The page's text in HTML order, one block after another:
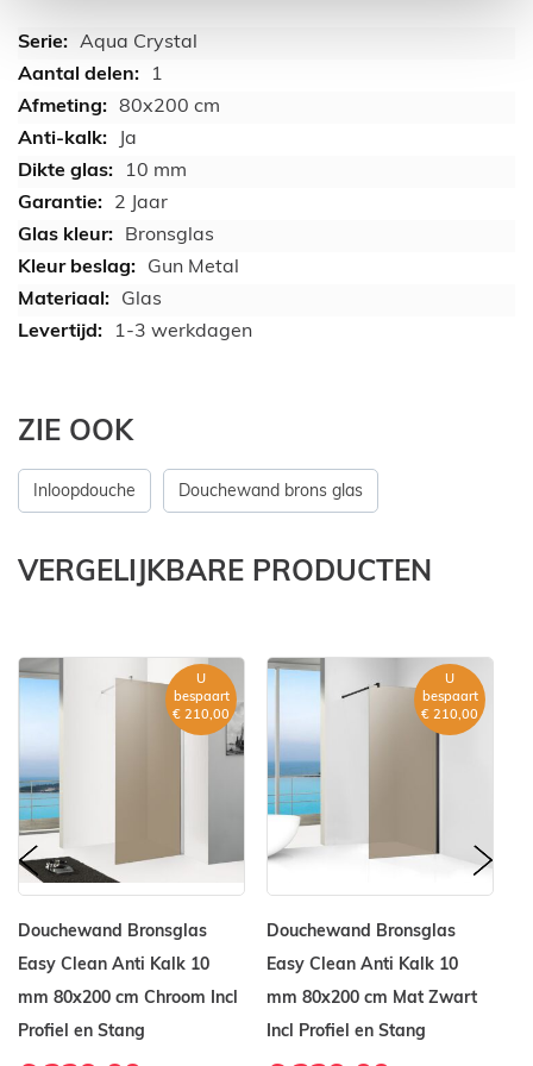
Aqua Crystal
1
80x200 cm
Ja
10 mm
2 Jaar
Bronsglas
Gun Metal
Glas
1-3 werkdagen
ZIE OOK
Inloopdouche Douchewand brons glas
VERGELIJKBARE PRODUCTEN
Douchewand Bronsglas
Easy Clean Anti Kalk 10
mm 80x200 cm Chroom Incl
Profiel en Stang
U
bespaart
€ 210,00
Douchewand Bronsglas
Easy Clean Anti Kalk 10
mm 80x200 cm Mat Zwart
Incl Profiel en Stang
U
bespaart
€ 210,00
prev